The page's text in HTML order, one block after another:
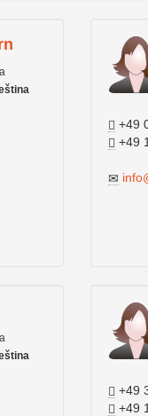
+49
+49
+49
+49